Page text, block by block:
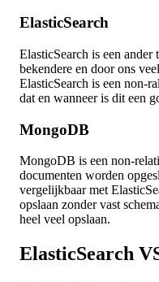
ElasticSearch
ElasticSearch is een ander
bekendere en door ons
ElasticSearch is een non-
dat en wanneer is dit een
MongoDB
MongoDB is een non-
documenten worden
vergelijkbaar met
opslaan zonder vast
heel veel opslaan.
ElasticSearch